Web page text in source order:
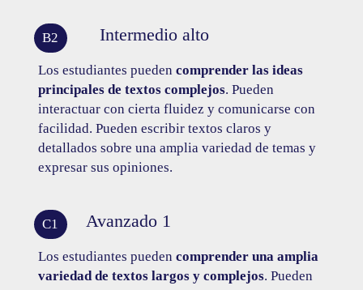
B2 Intermedio alto
Los estudiantes pueden comprender las ideas
principales de textos complejos. Pueden
interactuar con cierta fluidez y comunicarse con
facilidad. Pueden escribir textos claros y
detallados sobre una amplia variedad de temas y
expresar sus opiniones.
C1 Avanzado 1
Los estudiantes pueden comprender una amplia
variedad de textos largos y complejos. Pueden